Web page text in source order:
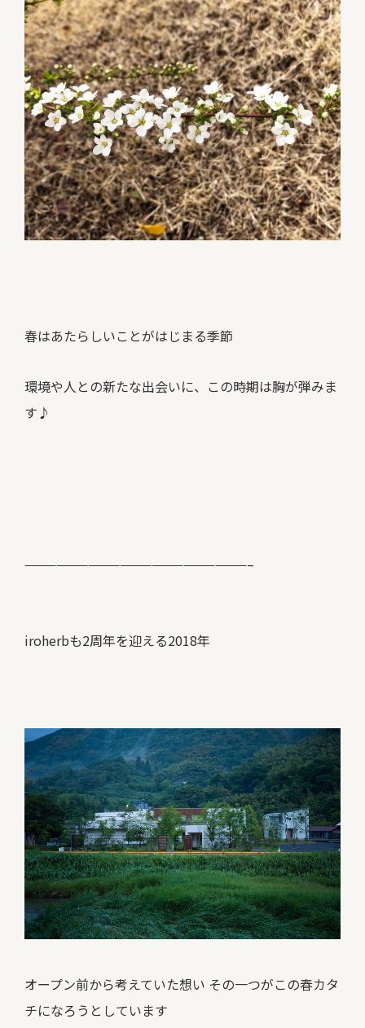
春はあたらしいことがはじまる季節
環境や人との新たな出会いに、この時期は胸が弾みま
す♪
—————————————————————–
iroherbも2周年を迎える2018年
オープン前から考えていた想い その一つがこの春カタ
チになろうとしています